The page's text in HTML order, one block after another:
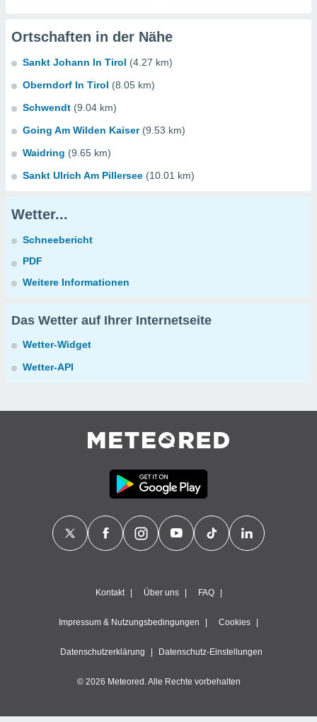
Ortschaften in der Nähe
Sankt Johann In Tirol (4.27 km)
Oberndorf In Tirol (8.05 km)
Schwendt (9.04 km)
Going Am Wilden Kaiser (9.53 km)
Waidring (9.65 km)
Sankt Ulrich Am Pillersee (10.01 km)
Wetter...
Schneebericht
PDF
Weitere Informationen
Das Wetter auf Ihrer Internetseite
Wetter-Widget
Wetter-API
Kontakt Über uns FAQ
Impressum & Nutzungsbedingungen Cookies
Datenschutzerklärung Datenschutz-Einstellungen
© 2026 Meteored. Alle Rechte vorbehalten